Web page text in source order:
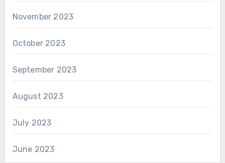
November 2023
October 2023
September 2023
August 2023
July 2023
June 2023